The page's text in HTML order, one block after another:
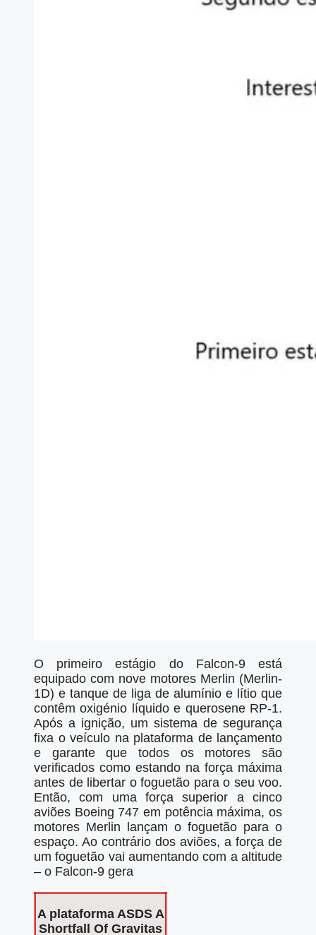
O primeiro estágio do Falcon-9 está
equipado com nove motores Merlin (Merlin-
1D) e tanque de liga de alumínio e lítio que
contêm oxigénio líquido e querosene RP-1.
Após a ignição, um sistema de segurança
fixa o veículo na plataforma de lançamento
e garante que todos os motores são
verificados como estando na força máxima
antes de libertar o foguetão para o seu voo.
Então, com uma força superior a cinco
aviões Boeing 747 em potência máxima, os
motores Merlin lançam o foguetão para o
espaço. Ao contrário dos aviões, a força de
um foguetão vai aumentando com a altitude
– o Falcon-9 gera
A plataforma ASDS A
Shortfall Of Gravitas